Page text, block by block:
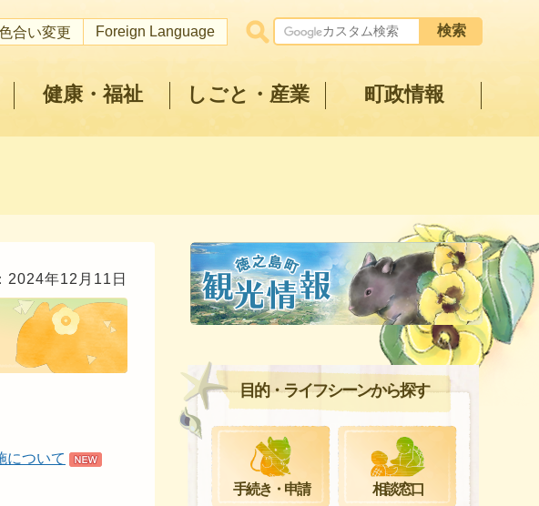
合い変更 Foreign Language
健康・福祉 しごと・産業 町政情報
2024年12月11日
について
目的・ライフシーンから探す
手続き・申請 相談窓口